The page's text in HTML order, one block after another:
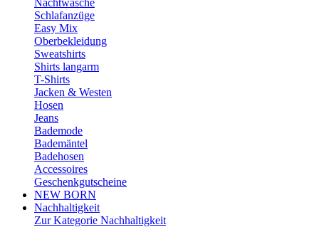
Nachtwäsche
Schlafanzüge
Easy Mix
Oberbekleidung
Sweatshirts
Shirts langarm
T-Shirts
Jacken & Westen
Hosen
Jeans
Bademode
Bademäntel
Badehosen
Accessoires
Geschenkgutscheine
NEW BORN
Nachhaltigkeit
Zur Kategorie Nachhaltigkeit